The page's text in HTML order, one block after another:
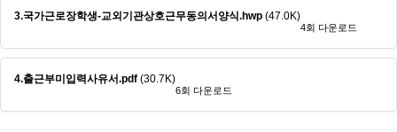
3.국가근로장학생-교외기관상호근무동의서양식.hwp (47.0K)
4회 다운로드
4.출근부미입력사유서.pdf (30.7K)
6회 다운로드